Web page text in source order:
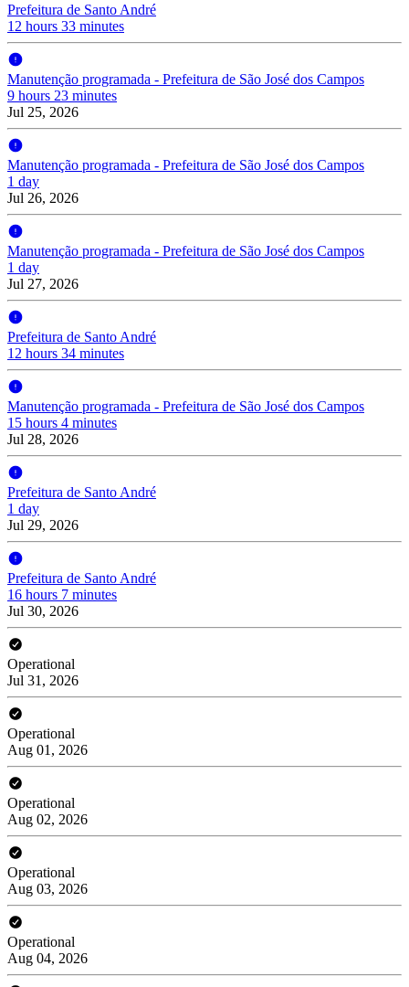
Prefeitura de Santo André
12 hours 33 minutes
Manutenção programada - Prefeitura de São José dos Campos
9 hours 23 minutes
Jul 25, 2026
Manutenção programada - Prefeitura de São José dos Campos
1 day
Jul 26, 2026
Manutenção programada - Prefeitura de São José dos Campos
1 day
Jul 27, 2026
Prefeitura de Santo André
12 hours 34 minutes
Manutenção programada - Prefeitura de São José dos Campos
15 hours 4 minutes
Jul 28, 2026
Prefeitura de Santo André
1 day
Jul 29, 2026
Prefeitura de Santo André
16 hours 7 minutes
Jul 30, 2026
Operational
Jul 31, 2026
Operational
Aug 01, 2026
Operational
Aug 02, 2026
Operational
Aug 03, 2026
Operational
Aug 04, 2026